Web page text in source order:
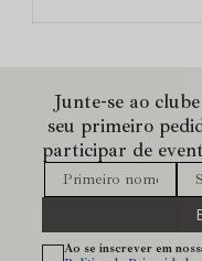
Junte-se ao
seu primeiro
participar de
Ao se inscrever em